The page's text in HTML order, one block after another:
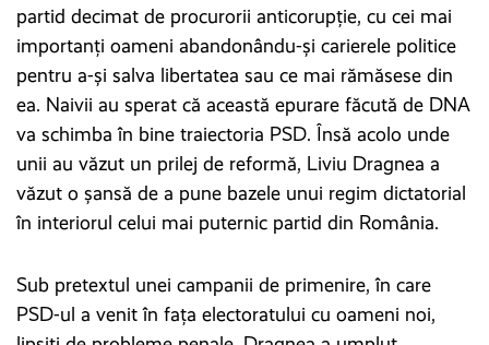
partid decimat de procurorii anticorupție, cu cei mai
importanți oameni abandonându-și carierele politice
pentru a-și salva libertatea sau ce mai rămăsese din
ea. Naivii au sperat că această epurare făcută de DNA
va schimba în bine traiectoria PSD. Însă acolo unde
unii au văzut un prilej de reformă, Liviu Dragnea a
văzut o șansă de a pune bazele unui regim dictatorial
în interiorul celui mai puternic partid din România.
Sub pretextul unei campanii de primenire, în care
PSD-ul a venit în fața electoratului cu oameni noi,